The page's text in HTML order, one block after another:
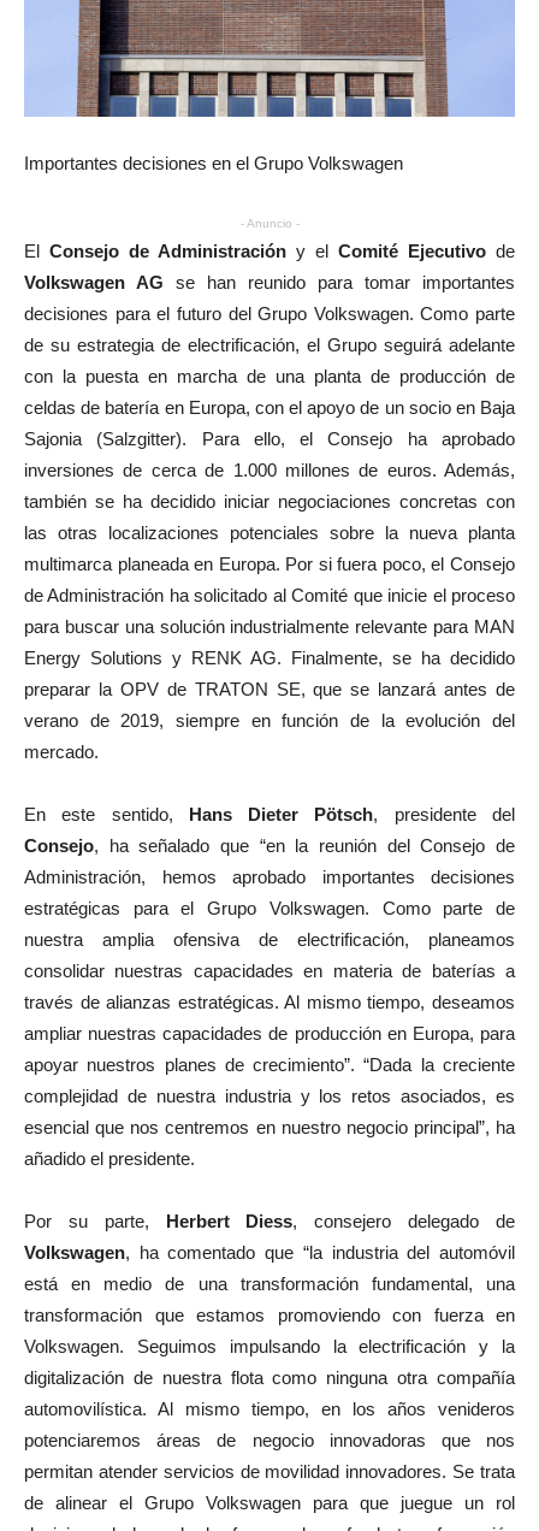
Importantes decisiones en el Grupo Volkswagen
- Anuncio -
El Consejo de Administración y el Comité Ejecutivo de
Volkswagen AG se han reunido para tomar importantes
decisiones para el futuro del Grupo Volkswagen. Como parte
de su estrategia de electrificación, el Grupo seguirá adelante
con la puesta en marcha de una planta de producción de
celdas de batería en Europa, con el apoyo de un socio en Baja
Sajonia (Salzgitter). Para ello, el Consejo ha aprobado
inversiones de cerca de 1.000 millones de euros. Además,
también se ha decidido iniciar negociaciones concretas con
las otras localizaciones potenciales sobre la nueva planta
multimarca planeada en Europa. Por si fuera poco, el Consejo
de Administración ha solicitado al Comité que inicie el proceso
para buscar una solución industrialmente relevante para MAN
Energy Solutions y RENK AG. Finalmente, se ha decidido
preparar la OPV de TRATON SE, que se lanzará antes de
verano de 2019, siempre en función de la evolución del
mercado.
En este sentido, Hans Dieter Pötsch, presidente del
Consejo, ha señalado que “en la reunión del Consejo de
Administración, hemos aprobado importantes decisiones
estratégicas para el Grupo Volkswagen. Como parte de
nuestra amplia ofensiva de electrificación, planeamos
consolidar nuestras capacidades en materia de baterías a
través de alianzas estratégicas. Al mismo tiempo, deseamos
ampliar nuestras capacidades de producción en Europa, para
apoyar nuestros planes de crecimiento”. “Dada la creciente
complejidad de nuestra industria y los retos asociados, es
esencial que nos centremos en nuestro negocio principal”, ha
añadido el presidente.
Por su parte, Herbert Diess, consejero delegado de
Volkswagen, ha comentado que “la industria del automóvil
está en medio de una transformación fundamental, una
transformación que estamos promoviendo con fuerza en
Volkswagen. Seguimos impulsando la electrificación y la
digitalización de nuestra flota como ninguna otra compañía
automovilística. Al mismo tiempo, en los años venideros
potenciaremos áreas de negocio innovadoras que nos
permitan atender servicios de movilidad innovadores. Se trata
de alinear el Grupo Volkswagen para que juegue un rol